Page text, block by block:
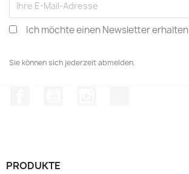
Ich möchte einen Newsletter erhalten
Sie können sich jederzeit abmelden.
PRODUKTE